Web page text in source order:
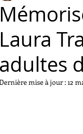
Laura
adultes
mise à jour :12